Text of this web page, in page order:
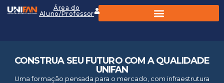
Área do
Aluno/Professor
CONSTRUA SEU FUTURO COM A QUALIDADE
UNIFAN
Uma formação pensada para o mercado, com infraestrutura